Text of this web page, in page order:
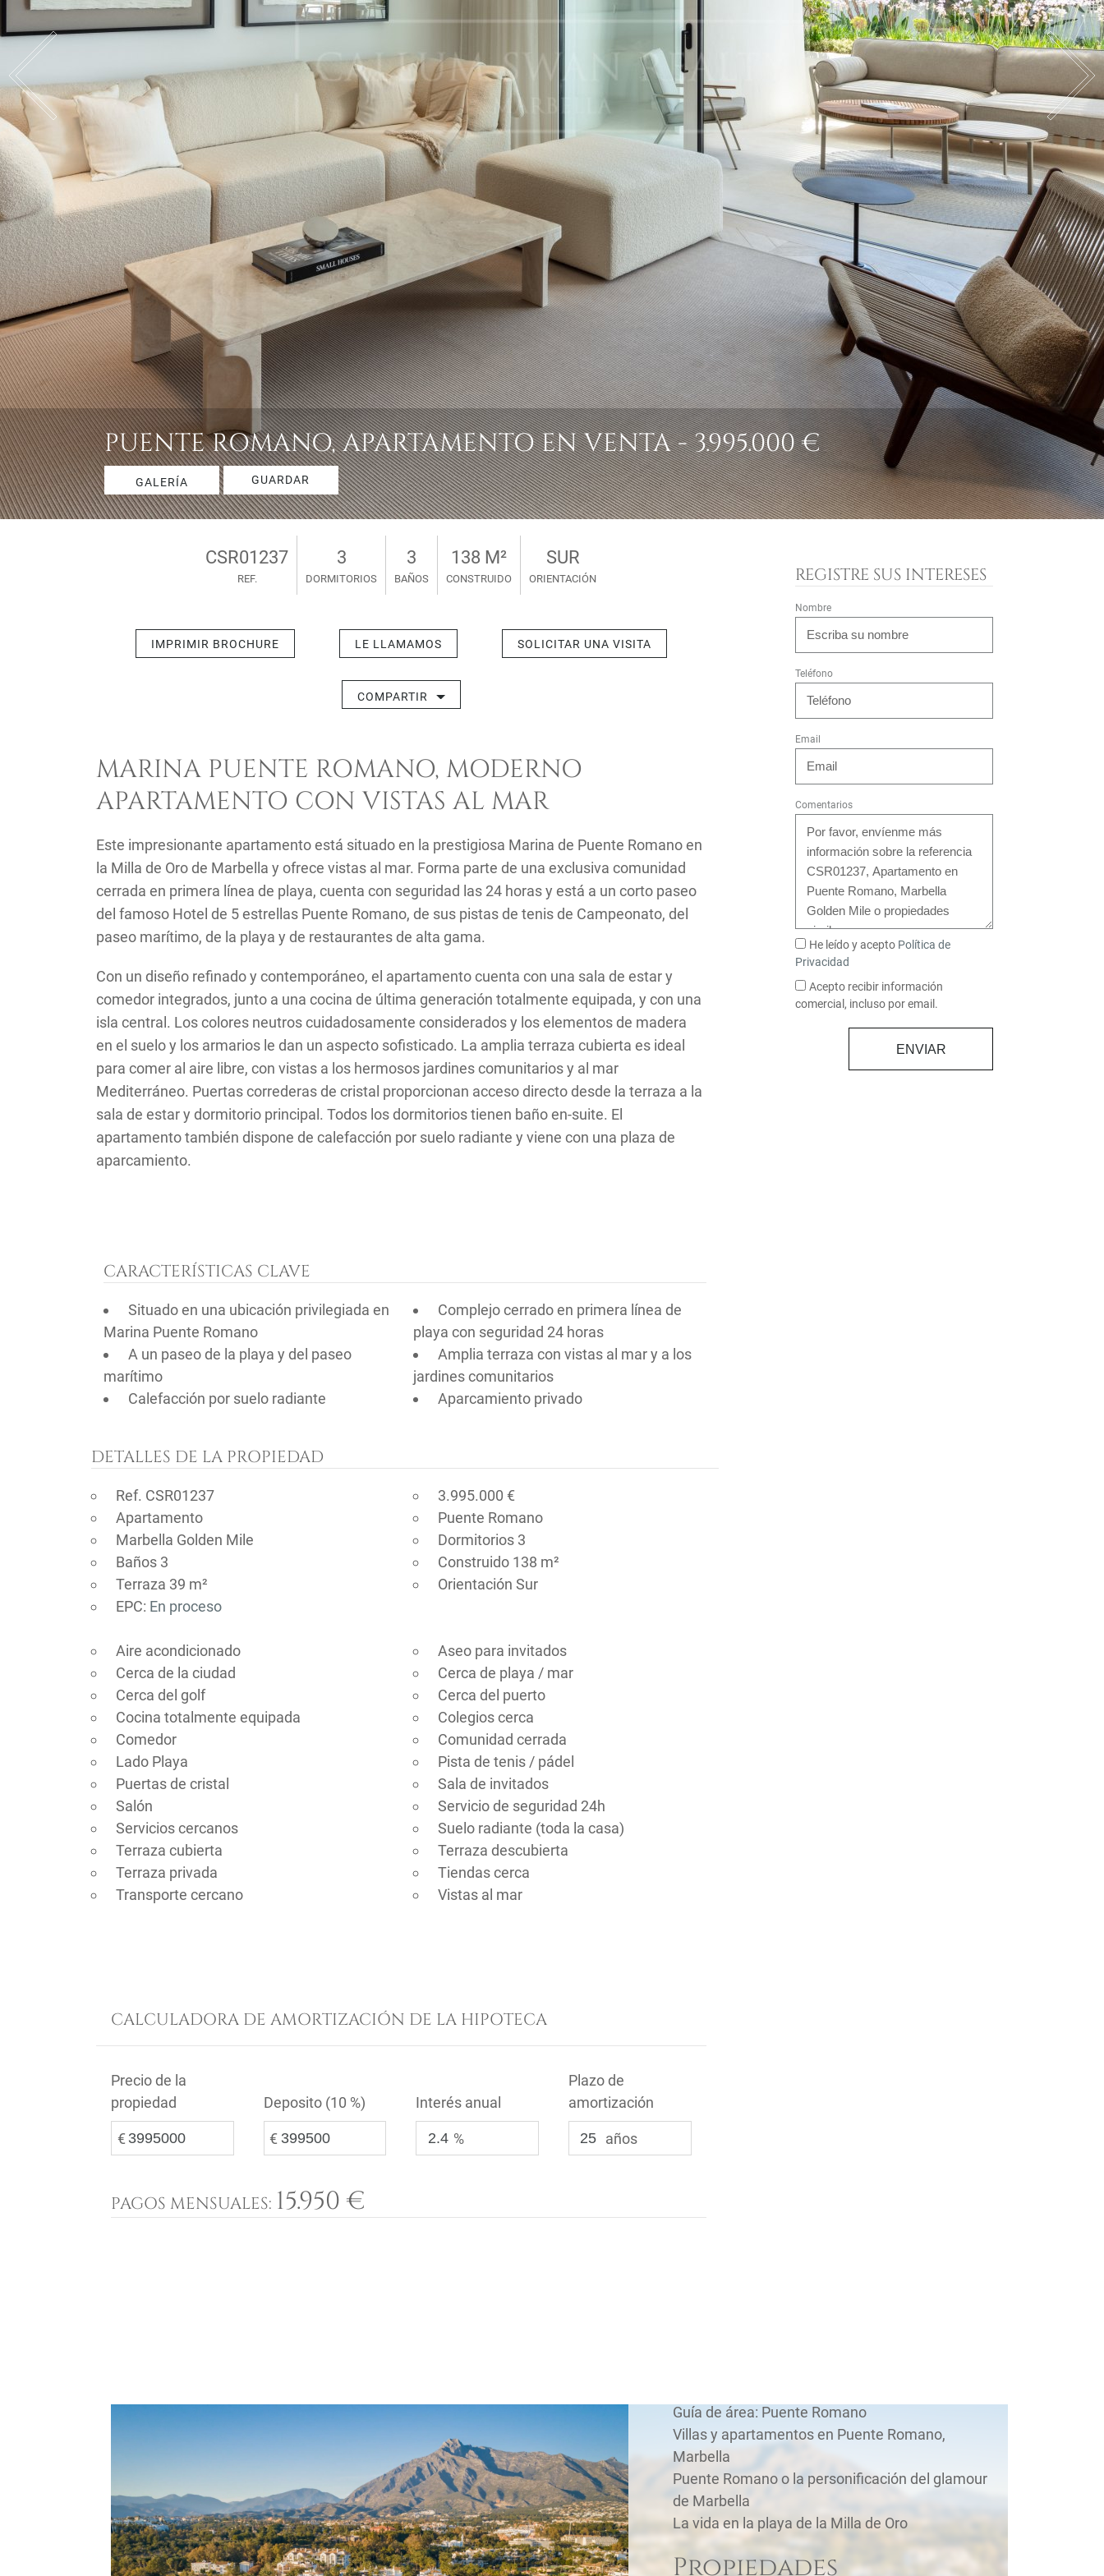
PUENTE ROMANO, APARTAMENTO EN VENTA - 3.995.000 €
GALERÍA GUARDAR
CSR01237
REF.
3
DORMITORIOS
3
BAÑOS
138 M²
CONSTRUIDO
SUR
ORIENTACIÓN
IMPRIMIR BROCHURE LE LLAMAMOS SOLICITAR UNA VISITA
COMPARTIR
MARINA PUENTE ROMANO, MODERNO
APARTAMENTO CON VISTAS AL MAR
Este impresionante apartamento está situado en la prestigiosa Marina de Puente Romano en
la Milla de Oro de Marbella y ofrece vistas al mar. Forma parte de una exclusiva comunidad
cerrada en primera línea de playa, cuenta con seguridad las 24 horas y está a un corto paseo
del famoso Hotel de 5 estrellas Puente Romano, de sus pistas de tenis de Campeonato, del
paseo marítimo, de la playa y de restaurantes de alta gama.
Con un diseño refinado y contemporáneo, el apartamento cuenta con una sala de estar y
comedor integrados, junto a una cocina de última generación totalmente equipada, y con una
isla central. Los colores neutros cuidadosamente considerados y los elementos de madera
en el suelo y los armarios le dan un aspecto sofisticado. La amplia terraza cubierta es ideal
para comer al aire libre, con vistas a los hermosos jardines comunitarios y al mar
Mediterráneo. Puertas correderas de cristal proporcionan acceso directo desde la terraza a la
sala de estar y dormitorio principal. Todos los dormitorios tienen baño en-suite. El
apartamento también dispone de calefacción por suelo radiante y viene con una plaza de
aparcamiento.
CARACTERÍSTICAS CLAVE
Situado en una ubicación privilegiada en
Marina Puente Romano
Complejo cerrado en primera línea de
playa con seguridad 24 horas
A un paseo de la playa y del paseo
marítimo
Amplia terraza con vistas al mar y a los
jardines comunitarios
Calefacción por suelo radiante
Aparcamiento privado
DETALLES DE LA PROPIEDAD
Ref. CSR01237
3.995.000 €
Apartamento
Puente Romano
Marbella Golden Mile
Dormitorios 3
Baños 3
Construido 138 m²
Terraza 39 m²
Orientación Sur
EPC: En proceso
Aire acondicionado
Aseo para invitados
Cerca de la ciudad
Cerca de playa / mar
Cerca del golf
Cerca del puerto
Cocina totalmente equipada
Colegios cerca
Comedor
Comunidad cerrada
Lado Playa
Pista de tenis / pádel
Puertas de cristal
Sala de invitados
Salón
Servicio de seguridad 24h
Servicios cercanos
Suelo radiante (toda la casa)
Terraza cubierta
Terraza descubierta
Terraza privada
Tiendas cerca
Transporte cercano
Vistas al mar
CALCULADORA DE AMORTIZACIÓN DE LA HIPOTECA
Precio de la
propiedad
€
Deposito (10 %)
€
Interés anual
%
Plazo de
amortización
años
PAGOS MENSUALES: 15.950 €
REGISTRE SUS INTERESES
Nombre
Teléfono
Email
Comentarios
He leído y acepto Política de
Privacidad
Acepto recibir información
comercial, incluso por email.
ENVIAR
Guía de área: Puente Romano
Villas y apartamentos en Puente Romano,
Marbella
Puente Romano o la personificación del glamour
de Marbella
La vida en la playa de la Milla de Oro
Propiedades